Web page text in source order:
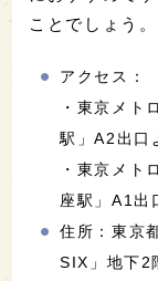
ことでしょう。
アクセス：
・東京メト
駅」A2出口
・東京メト
座駅」A1出
住所：東京
SIX」地下2